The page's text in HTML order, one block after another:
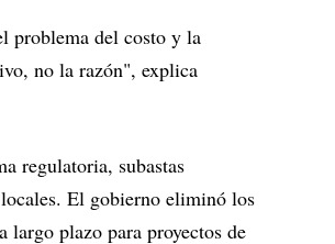
problema del costo y la
no la razón", explica
regulatoria, subastas
El gobierno eliminó los
largo plazo para proyectos de